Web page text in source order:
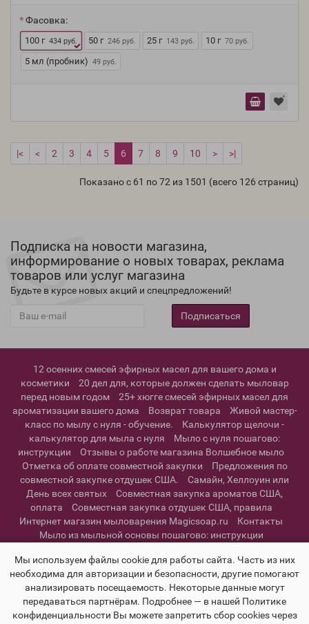
Фасовка:
100 г 434 руб. 50 г 246 руб. 25 г 143 руб. 10 г 70 руб.
5 мл (пробник) 49 руб.
|< < 2 3 4 5 6 7 8 9 10 > >|
Показано с 61 по 72 из 1501 (всего 126 страниц)
Подписка на новости магазина,
информирование о новых товарах, реклама
товаров или услуг магазина
Будьте в курсе новых акций и спецпредложений!
Подписаться
12 осенних смесей эфирных масел для вашего дома и
косметики
20 дел для, которые должен сделать мыловар
перед новым годом
25+ хюгге смесей эфирных масел для
ароматизации вашего дома
Возврат товара
Живой мастер-
класс по мылу с нуля - обучение.
Калькулятор щелочи -
калькулятор для мыла с нуля
Мыло с нуля пошагово:
инструкции
Отзывы о работе магазина Волшебное мыло
Отметка об оплате совместной закупки
Предложения по
совместной закупке отдушек США.
Самайн, Хеллоуин или
День всех святых
Совместная закупка ароматов США,
оплата
Совместная закупка отдушек США, правила
Интернет магазин мыловарения Magicsoap.ru
Контакты
Мыло из мыльной основы пошагово: инструкции
пользовательское соглашение
Мы используем файлы cookie для работы сайта. Часть из них
необходима для авторизации и безопасности, другие помогают
анализировать посещаемость. Некоторые данные могут
передаваться партнёрам. Подробнее — в нашей Политике
конфиденциальности Вы можете запретить сбор cookies через